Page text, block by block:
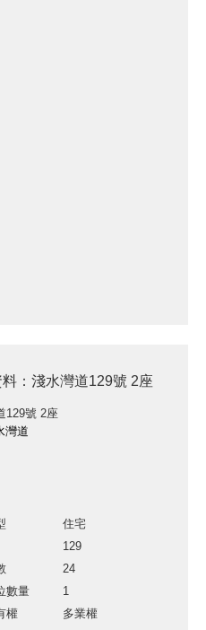
：淺水灣道129號 2座
129號 2座
灣道
住宅
129
24
數量
1
權
多業權